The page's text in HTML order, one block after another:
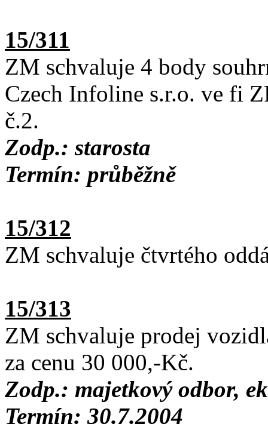
15/311
ZM schvaluje 4 body
Czech Infoline s.r.o. ve fi
č.2.
Zodp.: starosta
Termín: průběžně
15/312
ZM schvaluje čtvrtého
15/313
ZM schvaluje prodej
za cenu 30 000,-Kč.
Zodp.: majetkový odbor,
Termín: 30.7.2004